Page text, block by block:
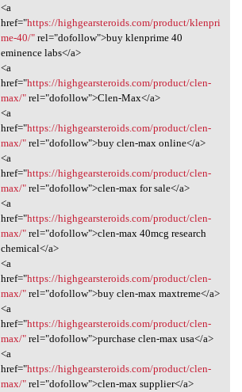
<a
href="https://highgearsteroids.com/product/klenpri
me-40/"rel="dofollow">buy klenprime 40
eminence labs</a>
<a
href="https://highgearsteroids.com/product/clen-
max/"rel="dofollow">Clen-Max</a>
<a
href="https://highgearsteroids.com/product/clen-
max/"rel="dofollow">buy clen-max online</a>
<a
href="https://highgearsteroids.com/product/clen-
max/"rel="dofollow">clen-max for sale</a>
<a
href="https://highgearsteroids.com/product/clen-
max/"rel="dofollow">clen-max 40mcg research
chemical</a>
<a
href="https://highgearsteroids.com/product/clen-
max/"rel="dofollow">buy clen-max maxtreme</a>
<a
href="https://highgearsteroids.com/product/clen-
max/"rel="dofollow">purchase clen-max usa</a>
<a
href="https://highgearsteroids.com/product/clen-
max/"rel="dofollow">clen-max supplier</a>